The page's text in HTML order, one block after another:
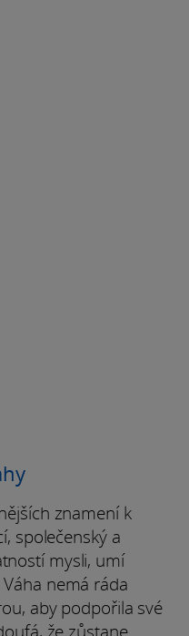
znamení k
společenský a
mysli, umí
nemá ráda
aby podpořila své
že zůstane